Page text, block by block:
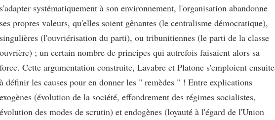
s'adapter systématiquement à son environnement, l'organisation abandonne
ses propres valeurs, qu'elles soient gênantes (le centralisme démocratique),
singulières (l'ouvriérisation du parti), ou tribunitiennes (le parti de la classe
ouvrière) ; un certain nombre de principes qui autrefois faisaient alors sa
force. Cette argumentation construite, Lavabre et Platone s'emploient ensuite
à définir les causes pour en donner les " remèdes " ! Entre explications
exogènes (évolution de la société, effondrement des régimes socialistes,
évolution des modes de scrutin) et endogènes (loyauté à l'égard de l'Union